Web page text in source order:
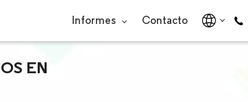
Informes Contacto
EN